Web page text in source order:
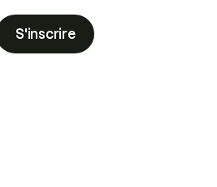
S'inscrire